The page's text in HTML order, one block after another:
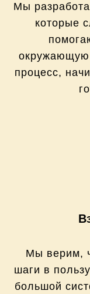
Мы
которые
окружающую
процесс,
Мы верим,
шаги в
большой